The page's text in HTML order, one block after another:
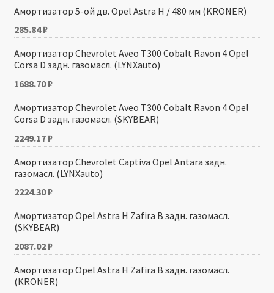
Амортизатор 5-ой дв. Opel Astra H / 480 мм (KRONER)
285.84₽
Амортизатор Chevrolet Aveo T300 Cobalt Ravon 4 Opel
Corsa D задн. газомасл. (LYNXauto)
1688.70₽
Амортизатор Chevrolet Aveo T300 Cobalt Ravon 4 Opel
Corsa D задн. газомасл. (SKYBEAR)
2249.17₽
Амортизатор Chevrolet Captiva Opel Antara задн.
газомасл. (LYNXauto)
2224.30₽
Амортизатор Opel Astra H Zafira B задн. газомасл.
(SKYBEAR)
2087.02₽
Амортизатор Opel Astra H Zafira B задн. газомасл.
(KRONER)